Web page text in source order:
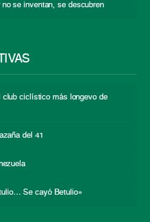
no se inventan, se descubren
club ciclístico más longevo de
del 41
Se cayó Betulio»